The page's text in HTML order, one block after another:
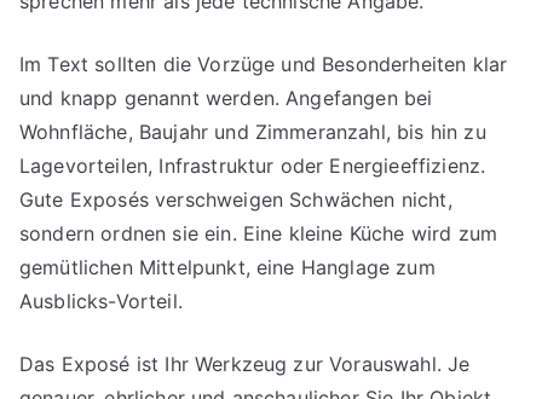
Im Text sollten die Vorzüge und Besonderheiten klar
und knapp genannt werden. Angefangen bei
Wohnfläche, Baujahr und Zimmeranzahl, bis hin zu
Lagevorteilen, Infrastruktur oder Energieeffizienz.
Gute Exposés verschweigen Schwächen nicht,
sondern ordnen sie ein. Eine kleine Küche wird zum
gemütlichen Mittelpunkt, eine Hanglage zum
Ausblicks-Vorteil.
Das Exposé ist Ihr Werkzeug zur Vorauswahl. Je